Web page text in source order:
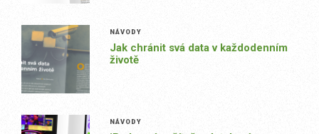
NÁVODY
Jak chránit svá data v každodenním
životě
NÁVODY